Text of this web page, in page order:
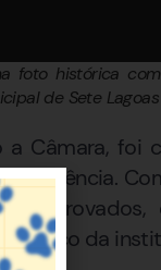
foto histórica
de Sete Lagoas
Câmara, foi
aprovados,
da